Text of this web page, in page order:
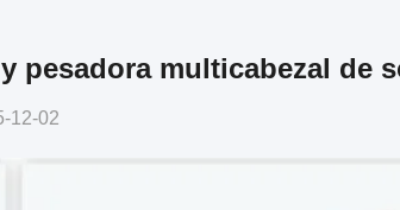
pesadora multicabezal de
12-02